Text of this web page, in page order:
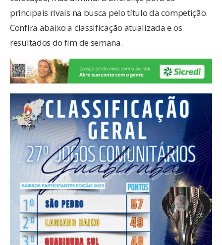
principais rivais na busca pelo título da competição.
Confira abaixo a classificação atualizada e os
resultados do fim de semana.